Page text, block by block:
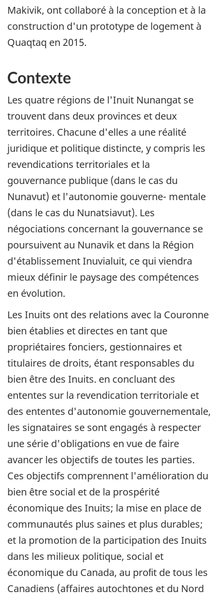
Makivik, ont collaboré à la conception et à la
construction d'un prototype de logement à
Quaqtaq en 2015.
Contexte
Les quatre régions de l'Inuit Nunangat se
trouvent dans deux provinces et deux
territoires. Chacune d'elles a une réalité
juridique et politique distincte, y compris les
revendications territoriales et la
gouvernance publique (dans le cas du
Nunavut) et l'autonomie gouverne- mentale
(dans le cas du Nunatsiavut). Les
négociations concernant la gouvernance se
poursuivent au Nunavik et dans la Région
d'établissement Inuvialuit, ce qui viendra
mieux définir le paysage des compétences
en évolution.
Les Inuits ont des relations avec la Couronne
bien établies et directes en tant que
propriétaires fonciers, gestionnaires et
titulaires de droits, étant responsables du
bien être des Inuits. en concluant des
ententes sur la revendication territoriale et
des ententes d'autonomie gouvernementale,
les signataires se sont engagés à respecter
une série d'obligations en vue de faire
avancer les objectifs de toutes les parties.
Ces objectifs comprennent l'amélioration du
bien être social et de la prospérité
économique des Inuits; la mise en place de
communautés plus saines et plus durables;
et la promotion de la participation des Inuits
dans les milieux politique, social et
économique du Canada, au proﬁt de tous les
Canadiens (affaires autochtones et du Nord